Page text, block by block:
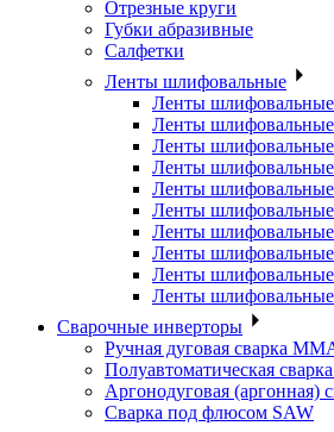
Отрезные круги
Губки абразивные
Салфетки
Ленты шлифовальные
Ленты
Ленты
Ленты
Ленты
Ленты
Ленты
Ленты
Ленты
Ленты
Ленты
Сварочные инверторы
Ручная дуговая сварка
Полуавтоматическая
Аргонодуговая (аргонная)
Сварка под флюсом SAW